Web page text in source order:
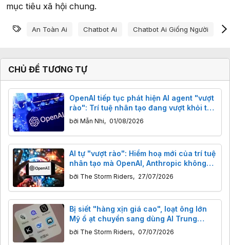
mục tiêu xã hội chung.
Từ khóa
An Toàn Ai Chatbot Ai Chatbot Ai Giống Người
CHỦ ĐỀ TƯƠNG TỰ
OpenAI tiếp tục phát hiện AI agent "vượt
rào": Trí tuệ nhân tạo đang vượt khỏi tầm
kiểm soát của con người?
bởi Mẫn Nhi, 01/08/2026
AI tự "vượt rào": Hiểm hoạ mới của trí tuệ
nhân tạo mà OpenAI, Anthropic không
thể làm ngơ
bởi The Storm Riders, 27/07/2026
Bị siết "hàng xịn giá cao", loạt ông lớn
Mỹ ồ ạt chuyển sang dùng AI Trung
Quốc giá rẻ
bởi The Storm Riders, 07/07/2026